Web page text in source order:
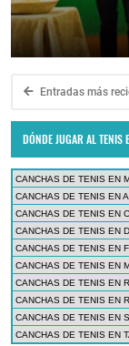
Entradas más
DÓNDE JUGAR AL TENIS
CANCHAS DE TENIS EN
CANCHAS DE TENIS EN
CANCHAS DE TENIS EN
CANCHAS DE TENIS EN
CANCHAS DE TENIS EN
CANCHAS DE TENIS EN
CANCHAS DE TENIS EN
CANCHAS DE TENIS EN
CANCHAS DE TENIS EN
CANCHAS DE TENIS EN